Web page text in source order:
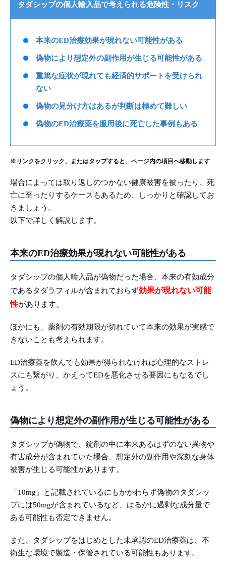
タダシップの個人輸入品で考えられる危険性・リスク
本来のED治療効果が現れない可能性がある
偽物により想定外の副作用が生じる可能性がある
重篤な症状が現れても経済的サポートを受けられ
ない
偽物の見分け方はあるが判断は極めて難しい
偽物のED治療薬を服用後に死亡した事例もある
※リンクをクリック、またはタップすると、ページ内の項目へ移動します
場合によっては取り返しのつかない健康被害を被ったり、死
亡に至ったりするケースもあるため、しっかりと確認してお
きましょう。
以下で詳しく解説します。
本来のED治療効果が現れない可能性がある
タダシップの個人輸入品が偽物だった場合、本来の有効成分
であるタダラフィルが含まれておらず効果が現れない可能
性があります。
ほかにも、薬剤の有効期限が切れていて本来の効果が実感で
きないことも考えられます。
ED治療薬を飲んでも効果が得られなければ心理的なストレ
スにも繋がり、かえってEDを悪化させる要因にもなるでし
ょう。
偽物により想定外の副作用が生じる可能性がある
タダシップが偽物で、錠剤の中に本来あるはずのない異物や
有害成分が含まれていた場合、想定外の副作用や深刻な身体
被害が生じる可能性があります。
「10mg」と記載されているにもかかわらず偽物のタダシッ
プには50mgが含まれているなど、はるかに過剰な成分量で
ある可能性も否定できません。
また、タダシップをはじめとした未承認のED治療薬は、不
衛生な環境で製造・保管されている可能性もあります。